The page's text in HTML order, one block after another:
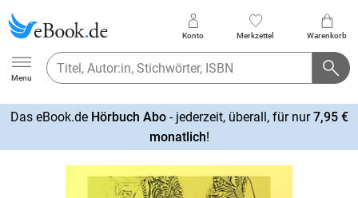
Ebook.de
Menu
Konto Merkzettel Warenkorb
Das eBook.de Hörbuch Abo- jederzeit, überall, für nur7,95 €
monatlich!